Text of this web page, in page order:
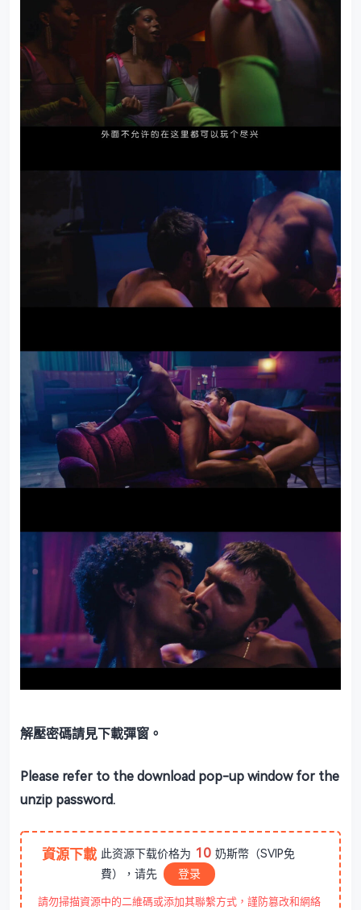
解壓密碼請見下載彈窗。
Please refer to the download pop-up window for the
unzip password.
資源下載 此资源下载价格为 10 奶斯幣（SVIP免
費），请先
登录
請勿掃描資源中的二維碼或添加其聯繫方式，謹防篡改和網絡